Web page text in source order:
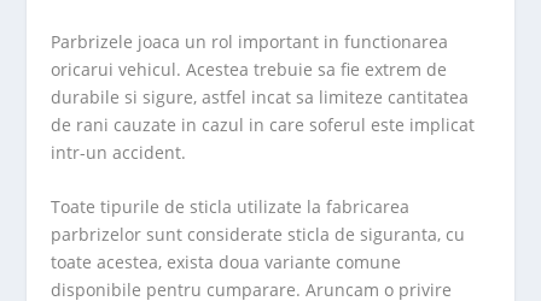
Parbrizele joaca un rol important in functionarea
oricarui vehicul. Acestea trebuie sa fie extrem de
durabile si sigure, astfel incat sa limiteze cantitatea
de rani cauzate in cazul in care soferul este implicat
intr-un accident.
Toate tipurile de sticla utilizate la fabricarea
parbrizelor sunt considerate sticla de siguranta, cu
toate acestea, exista doua variante comune
disponibile pentru cumparare. Aruncam o privire